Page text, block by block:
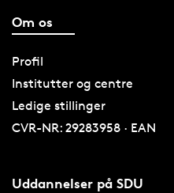
Om os
Profil
Institutter og centre
Ledige stillinger
CVR-NR: 29283958 · EAN
Uddannelser på SDU